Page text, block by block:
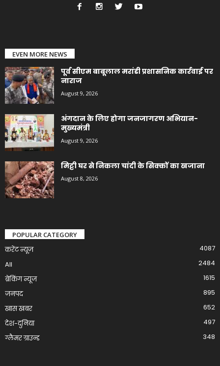
EVEN MORE NEWS
पूर्व सीएम बाबूलाल मरांडी प्रशासनिक कार्रवाई पर
नाराज
August 9, 2026
अंगदान के लिए होगा जनजागरण अभियान-
मुख्यमंत्री
August 9, 2026
मिट्टी घर से निकला चांदी के सिक्कों का खजाना
August 8, 2026
POPULAR CATEGORY
करेंट न्यूज़
4087
All
2484
ब्रेकिंग न्यूज
1615
जनपद
895
खास खबर
652
देश-दुनिया
497
ग्लैमर ग्राउन्ड
348